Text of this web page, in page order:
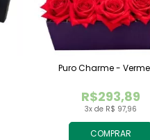
COMPRAR
3x de R$ 97,96
R$293,89
Puro Charme -